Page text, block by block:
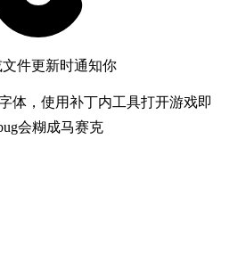
件更新时通知你
体，使用补丁内工具打开游戏即
会糊成马赛克